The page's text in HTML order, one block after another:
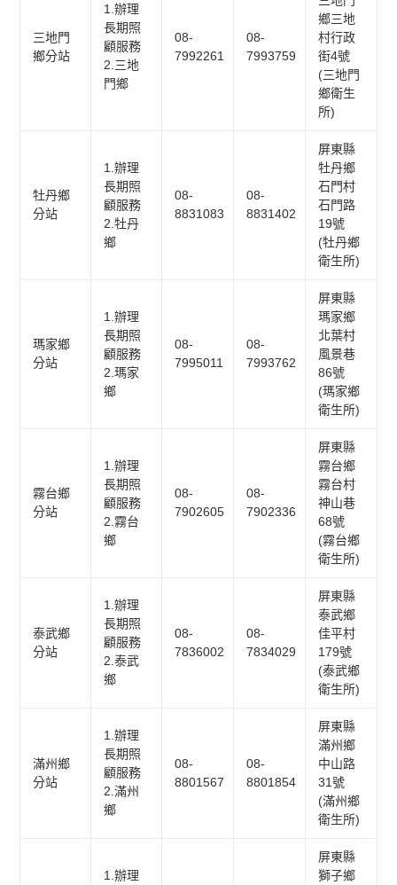
三地門
鄉分站
1.辦理
長期照
顧服務
2.三地
門鄉
08-
7992261
08-
7993759
鄉三地
村行政
街4號
(三地門
鄉衛生
所)
牡丹鄉
分站
1.辦理
長期照
顧服務
2.牡丹
鄉
08-
8831083
08-
8831402
屏東縣
牡丹鄉
石門村
石門路
19號
(牡丹鄉
衛生所)
瑪家鄉
分站
1.辦理
長期照
顧服務
2.瑪家
鄉
08-
7995011
08-
7993762
屏東縣
瑪家鄉
北葉村
風景巷
86號
(瑪家鄉
衛生所)
霧台鄉
分站
1.辦理
長期照
顧服務
2.霧台
鄉
08-
7902605
08-
7902336
屏東縣
霧台鄉
霧台村
神山巷
68號
(霧台鄉
衛生所)
泰武鄉
分站
1.辦理
長期照
顧服務
2.泰武
鄉
08-
7836002
08-
7834029
屏東縣
泰武鄉
佳平村
179號
(泰武鄉
衛生所)
滿州鄉
分站
1.辦理
長期照
顧服務
2.滿州
鄉
08-
8801567
08-
8801854
屏東縣
滿州鄉
中山路
31號
(滿州鄉
衛生所)
1.辦理
屏東縣
獅子鄉